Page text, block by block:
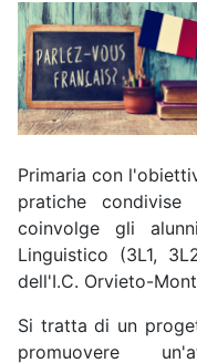
Primaria con
pratiche
coinvolge gli
Linguistico (3L1,
dell'I.C. Orvieto-
Si tratta di un
promuovere